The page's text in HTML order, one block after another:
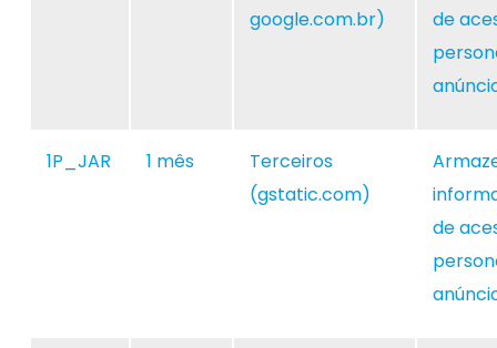
google.com.br)
de
1P_JAR 1 mês
Terceiros
(gstatic.com)
de